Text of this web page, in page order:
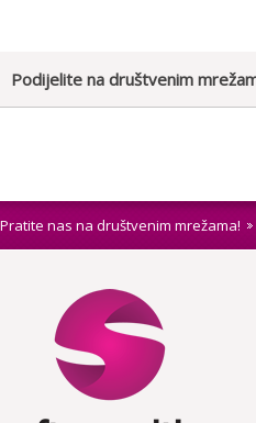
Podijelite na društvenim
Pratite nas na društvenim mrežama!